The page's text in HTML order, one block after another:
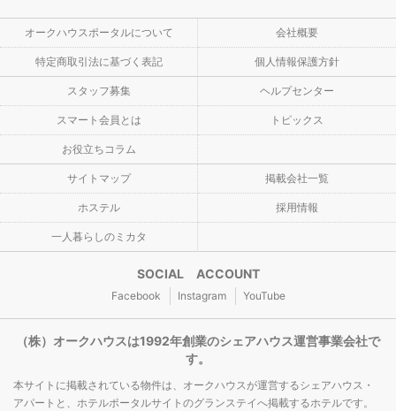
オークハウスポータルについて 会社概要
特定商取引法に基づく表記 個人情報保護方針
スタッフ募集 ヘルプセンター
スマート会員とは トピックス
お役立ちコラム
サイトマップ 掲載会社一覧
ホステル 採用情報
一人暮らしのミカタ
SOCIAL ACCOUNT
Facebook Instagram YouTube
（株）オークハウスは1992年創業のシェアハウス運営事業会社で
す。
本サイトに掲載されている物件は、オークハウスが運営するシェアハウス・
アパートと、ホテルポータルサイトのグランステイへ掲載するホテルです。